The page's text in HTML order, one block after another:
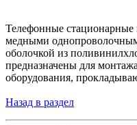
Телефонные
медными
оболочкой из
предназначены для
оборудования,
Назад в раздел